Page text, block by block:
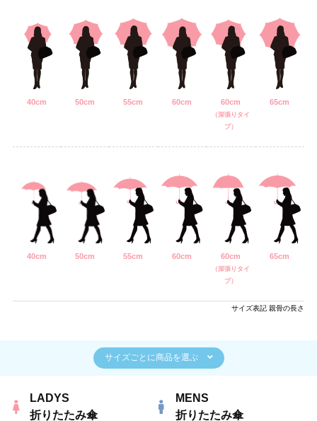
40cm 50cm 55cm 60cm 60cm
（深張りタイ
プ）
65cm
40cm 50cm 55cm 60cm 60cm
（深張りタイ
プ）
65cm
サイズ表記 親骨の長さ
サイズごとに商品を選ぶ
LADYS
折りたたみ傘
MENS
折りたたみ傘